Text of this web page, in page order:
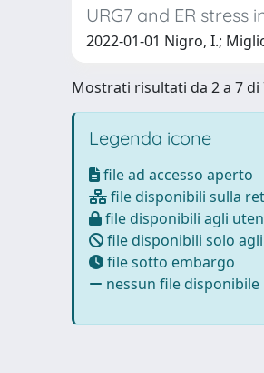
URG7 and ER
2022-01-01 Nigro, I.;
Mostrati risultati da 2 a 7 di
Legenda icone
file ad accesso aperto
file disponibili sulla
file disponibili agli
file disponibili solo
file sotto embargo
nessun file disponibile